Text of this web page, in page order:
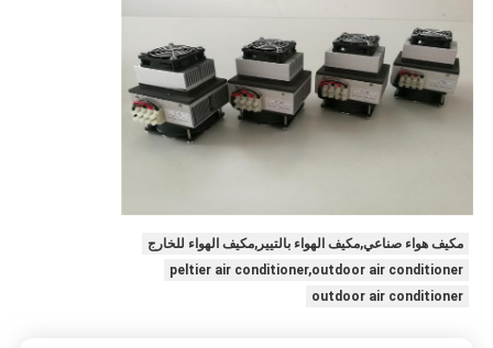
مكيف هواء صناعي,مكيف الهواء بالتيير,مكيف الهواء للخارج
peltier air conditioner,outdoor air conditioner
outdoor air conditioner